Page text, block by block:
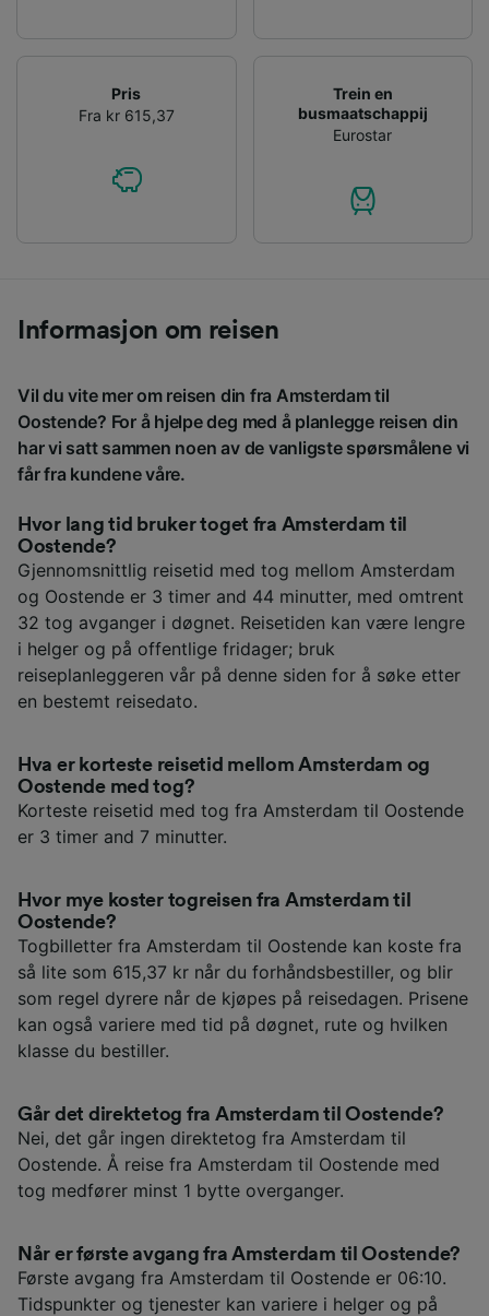
Pris
Fra kr 615,37
Trein en
busmaatschappij
Eurostar
Informasjon om reisen
Vil du vite mer om reisen din fra Amsterdam til
Oostende? For å hjelpe deg med å planlegge reisen din
har vi satt sammen noen av de vanligste spørsmålene vi
får fra kundene våre.
Hvor lang tid bruker toget fra Amsterdam til
Oostende?
Gjennomsnittlig reisetid med tog mellom Amsterdam
og Oostende er 3 timer and 44 minutter, med omtrent
32 tog avganger i døgnet. Reisetiden kan være lengre
i helger og på offentlige fridager; bruk
reiseplanleggeren vår på denne siden for å søke etter
en bestemt reisedato.
Hva er korteste reisetid mellom Amsterdam og
Oostende med tog?
Korteste reisetid med tog fra Amsterdam til Oostende
er 3 timer and 7 minutter.
Hvor mye koster togreisen fra Amsterdam til
Oostende?
Togbilletter fra Amsterdam til Oostende kan koste fra
så lite som 615,37 kr når du forhåndsbestiller, og blir
som regel dyrere når de kjøpes på reisedagen. Prisene
kan også variere med tid på døgnet, rute og hvilken
klasse du bestiller.
Går det direktetog fra Amsterdam til Oostende?
Nei, det går ingen direktetog fra Amsterdam til
Oostende. Å reise fra Amsterdam til Oostende med
tog medfører minst 1 bytte overganger.
Når er første avgang fra Amsterdam til Oostende?
Første avgang fra Amsterdam til Oostende er 06:10.
Tidspunkter og tjenester kan variere i helger og på